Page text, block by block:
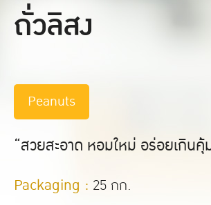
ถั่วลิสง
Peanuts
“สวยสะอาด หอมใหม่ อร่อยเกินคุ้
Packaging : 25 กก.